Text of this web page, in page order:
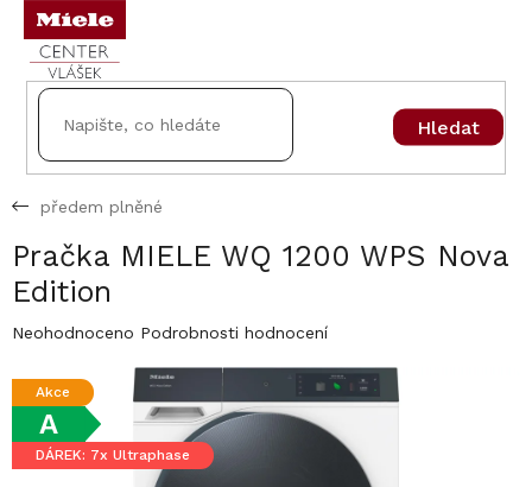
Přejít
obsah
Hledat
předem plněné
Pračka MIELE WQ 1200 WPS Nova
Edition
Průměrné
produktu
z
5
Neohodnoceno Podrobnosti hodnocení
Akce
A
DÁREK: 7x Ultraphase